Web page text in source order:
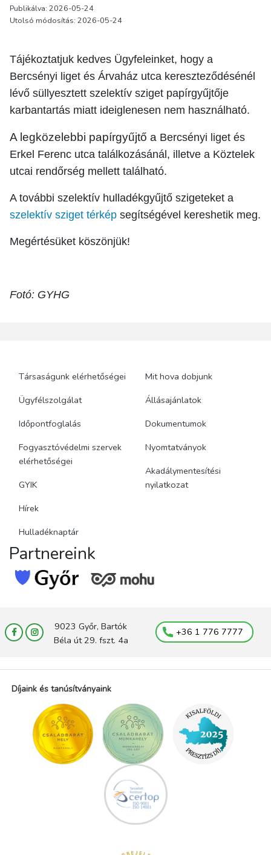
Publikálva: 2026-05-24
Utolsó módosítás: 2026-05-24
Tájékoztatjuk kedves Ügyfeleinket, hogy a
Bercsényi liget és Árvaház utca kereszteződésénél
lévő süllyesztett szelektív sziget papírgyűjtője
karbantartás miatt ideiglenesen nem használható.
A legközelebbi papírgyűjtő a Bercsényi liget és
Erkel Ferenc utca találkozásánál, illetve a Köztelek
utcai rendőrség mellett található.
A további szelektív hulladékgyűjtő szigeteket a
szelektív sziget térkép segítségével kereshetik meg.
Megértésüket köszönjük!
Fotó: GYHG
Társaságunk elérhetőségei
Ügyfélszolgálat
Időpontfoglalás
Fogyasztóvédelmi szervek
elérhetőségei
GYIK
Hírek
Hulladéknaptár
Mit hova dobjunk
Állásajánlatok
Dokumentumok
Nyomtatványok
Akadálymentesítési
nyilatkozat
Partnereink
9023 Győr, Bartók
Béla út 29. fszt. 4a
+36 1 776 7777
Díjaink és tanúsítványaink